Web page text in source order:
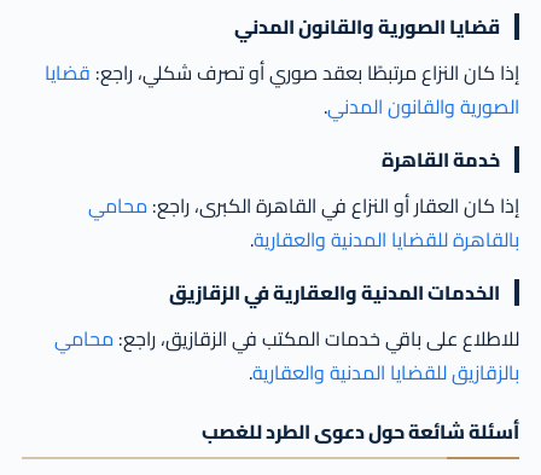
قضايا الصورية والقانون المدني
إذا كان النزاع مرتبطًا بعقد صوري أو تصرف شكلي، راجع: قضايا
الصورية والقانون المدني.
خدمة القاهرة
إذا كان العقار أو النزاع في القاهرة الكبرى، راجع: محامي
بالقاهرة للقضايا المدنية والعقارية.
الخدمات المدنية والعقارية في الزقازيق
للاطلاع على باقي خدمات المكتب في الزقازيق، راجع: محامي
بالزقازيق للقضايا المدنية والعقارية.
أسئلة شائعة حول دعوى الطرد للغصب